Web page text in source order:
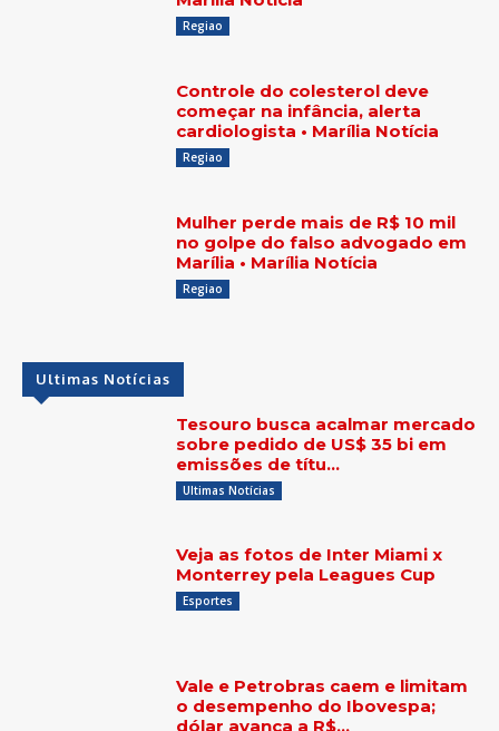
Regiao
Controle do colesterol deve
começar na infância, alerta
cardiologista • Marília Notícia
Regiao
Mulher perde mais de R$ 10 mil
no golpe do falso advogado em
Marília • Marília Notícia
Regiao
Ultimas Notícias
Tesouro busca acalmar mercado
sobre pedido de US$ 35 bi em
emissões de títu…
Ultimas Notícias
Veja as fotos de Inter Miami x
Monterrey pela Leagues Cup
Esportes
Vale e Petrobras caem e limitam
o desempenho do Ibovespa;
dólar avança a R$…